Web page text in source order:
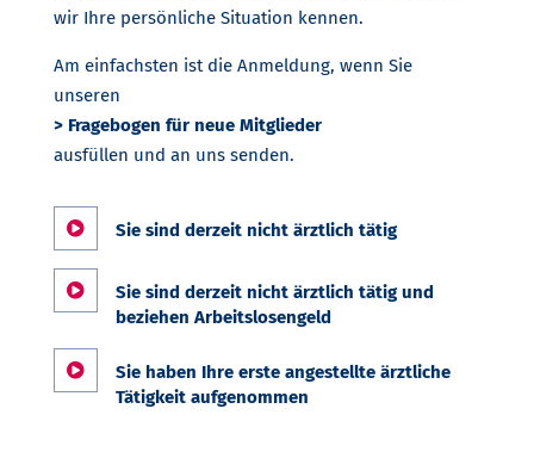
wir Ihre persönliche Situation kennen.
Am einfachsten ist die Anmeldung, wenn Sie
unseren
> Fragebogen für neue Mitglieder
ausfüllen und an uns senden.
 Sie sind derzeit nicht ärztlich tätig

Sie sind derzeit nicht ärztlich tätig und
beziehen Arbeitslosengeld

Sie haben Ihre erste angestellte ärztliche
Tätigkeit aufgenommen